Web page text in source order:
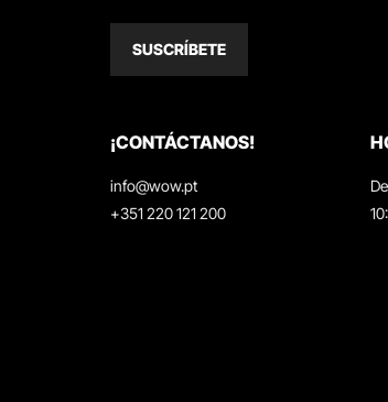
SUSCRÍBETE
¡CONTÁCTANOS!
info@wow.pt
+351 220 121 200